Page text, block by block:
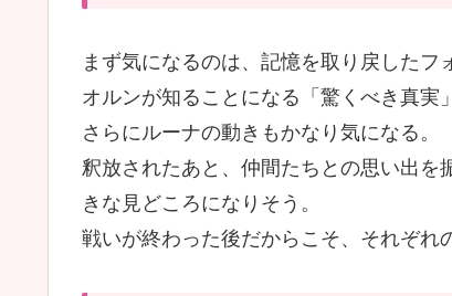
まず気になるのは、記憶を取り戻したフ
オルンが知ることになる「驚くべき真実
さらにルーナの動きもかなり気になる。
釈放されたあと、仲間たちとの思い出を
きな見どころになりそう。
戦いが終わった後だからこそ、それぞれ